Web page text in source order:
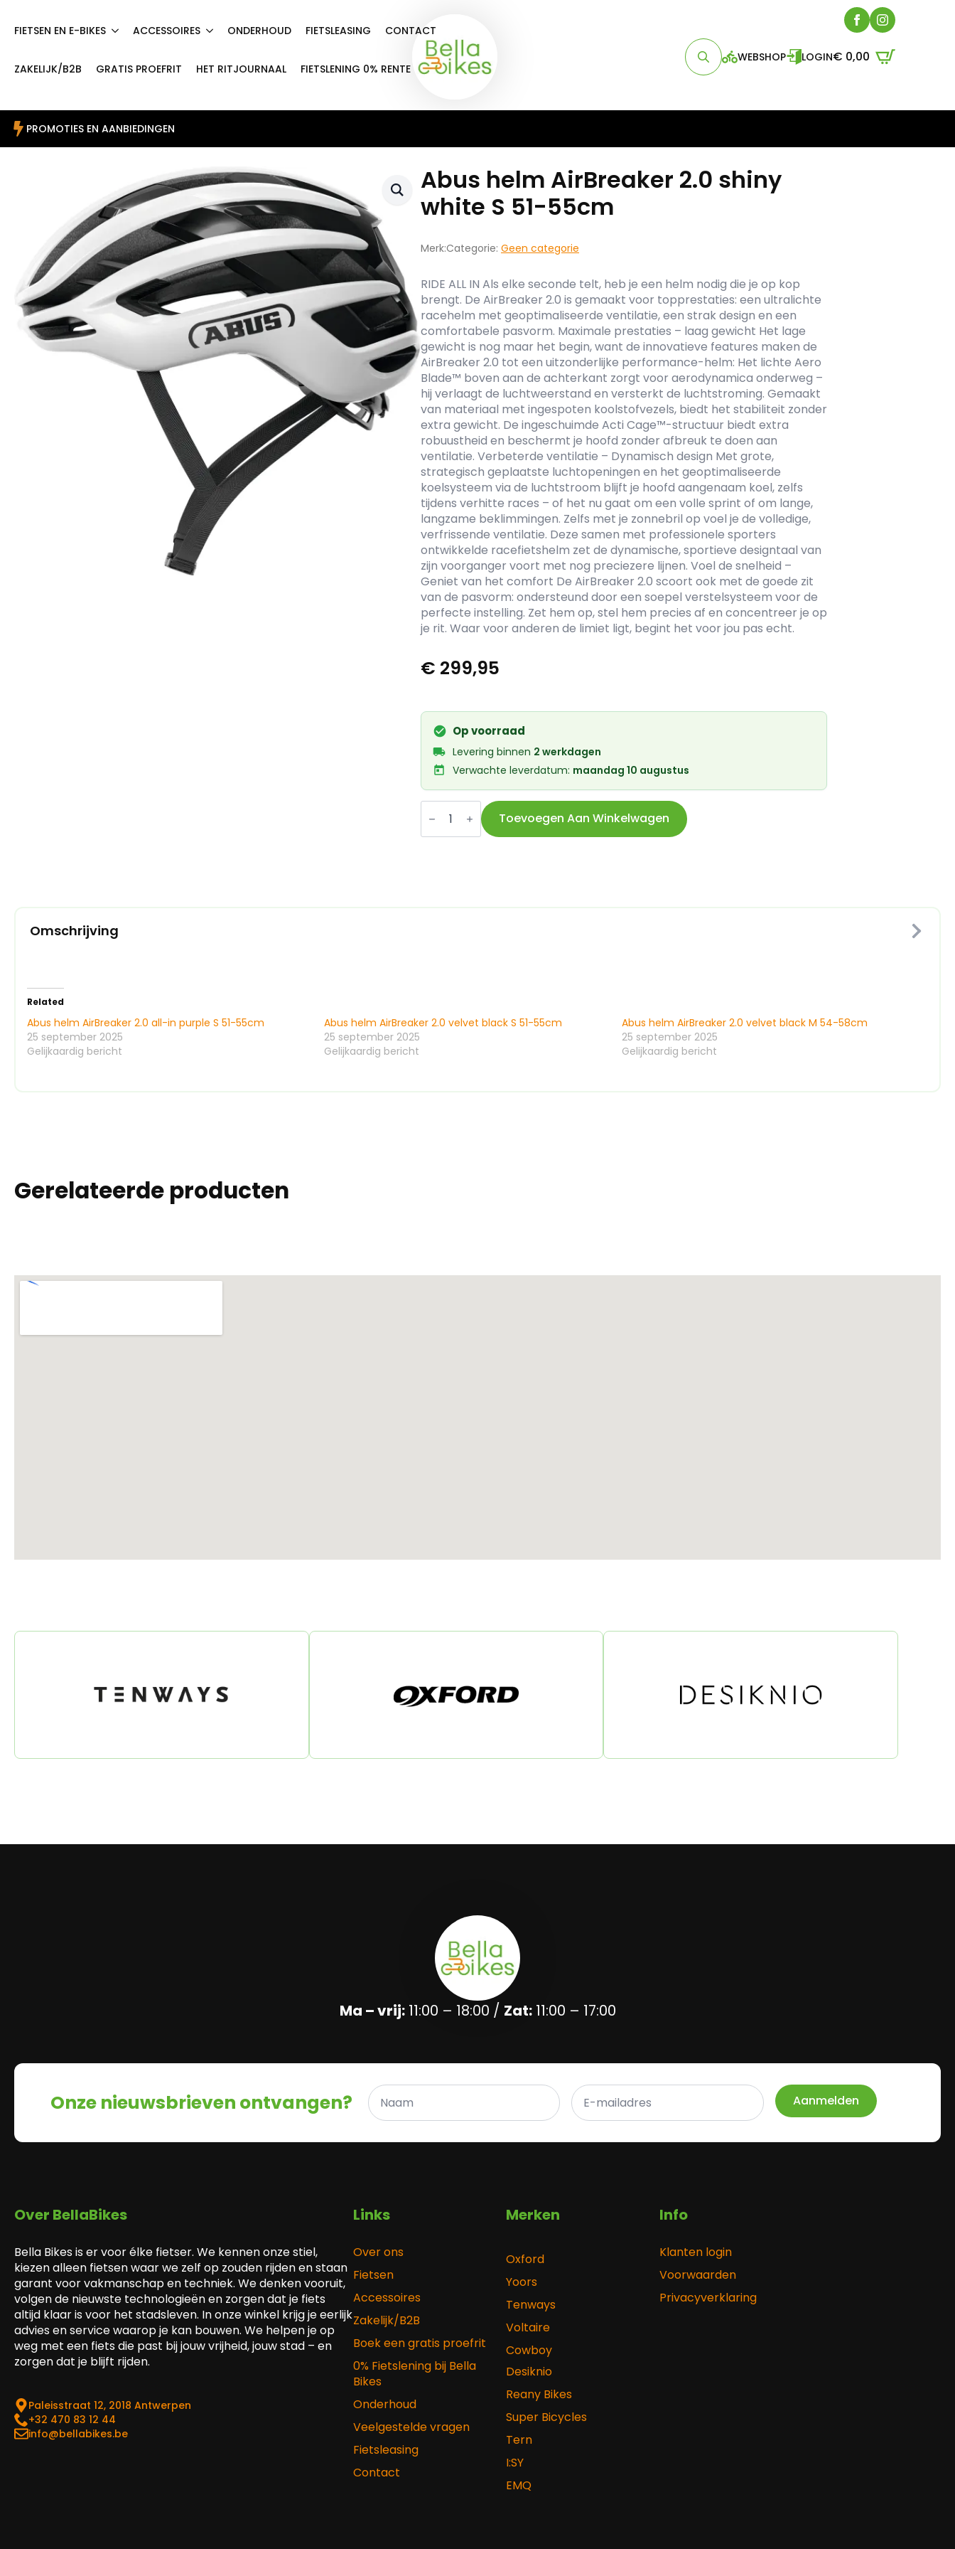
FIETSEN EN E-BIKES ACCESSOIRES ONDERHOUD FIETSLEASING CONTACT
ZAKELIJK/B2B GRATIS PROEFRIT HET RITJOURNAAL FIETSLENING 0% RENTE
WEBSHOP LOGIN€ 0,00
PROMOTIES EN AANBIEDINGEN
Abus helm AirBreaker 2.0 shiny
white S 51-55cm
Merk:Categorie: Geen categorie
RIDE ALL IN Als elke seconde telt, heb je een helm nodig die je op kop
brengt. De AirBreaker 2.0 is gemaakt voor topprestaties: een ultralichte
racehelm met geoptimaliseerde ventilatie, een strak design en een
comfortabele pasvorm. Maximale prestaties – laag gewicht Het lage
gewicht is nog maar het begin, want de innovatieve features maken de
AirBreaker 2.0 tot een uitzonderlijke performance-helm: Het lichte Aero
Blade™ boven aan de achterkant zorgt voor aerodynamica onderweg –
hij verlaagt de luchtweerstand en versterkt de luchtstroming. Gemaakt
van materiaal met ingespoten koolstofvezels, biedt het stabiliteit zonder
extra gewicht. De ingeschuimde Acti Cage™-structuur biedt extra
robuustheid en beschermt je hoofd zonder afbreuk te doen aan
ventilatie. Verbeterde ventilatie – Dynamisch design Met grote,
strategisch geplaatste luchtopeningen en het geoptimaliseerde
koelsysteem via de luchtstroom blijft je hoofd aangenaam koel, zelfs
tijdens verhitte races – of het nu gaat om een volle sprint of om lange,
langzame beklimmingen. Zelfs met je zonnebril op voel je de volledige,
verfrissende ventilatie. Deze samen met professionele sporters
ontwikkelde racefietshelm zet de dynamische, sportieve designtaal van
zijn voorganger voort met nog preciezere lijnen. Voel de snelheid –
Geniet van het comfort De AirBreaker 2.0 scoort ook met de goede zit
van de pasvorm: ondersteund door een soepel verstelsysteem voor de
perfecte instelling. Zet hem op, stel hem precies af en concentreer je op
je rit. Waar voor anderen de limiet ligt, begint het voor jou pas echt.
€ 299,95
Op voorraad
Levering binnen 2 werkdagen
Verwachte leverdatum: maandag 10 augustus
Abus
helm
AirBreaker
2.0
Toevoegen Aan Winkelwagen
Omschrijving
Related
Abus helm AirBreaker 2.0 all-in purple S 51-55cm
25 september 2025
Gelijkaardig bericht
Abus helm AirBreaker 2.0 velvet black S 51-55cm
25 september 2025
Gelijkaardig bericht
Abus helm AirBreaker 2.0 velvet black M 54-58cm
25 september 2025
Gelijkaardig bericht
Gerelateerde producten
Ma – vrij:11:00 – 18:00 / Zat:11:00 – 17:00
Onze nieuwsbrieven ontvangen?
Naam
*
E-
mailadres
*
Aanmelden
Over BellaBikes
Bella Bikes is er voor élke fietser. We kennen onze stiel,
kiezen alleen fietsen waar we zelf op zouden rijden en staan
garant voor vakmanschap en techniek. We denken vooruit,
volgen de nieuwste technologieën en zorgen dat je fiets
altijd klaar is voor het stadsleven. In onze winkel krijg je eerlijk
advies en service waarop je kan bouwen. We helpen je op
weg met een fiets die past bij jouw vrijheid, jouw stad – en
zorgen dat je blijft rijden.
Paleisstraat 12, 2018 Antwerpen
‎+32 470 83 12 44
info@bellabikes.be
Links
Over ons
Fietsen
Accessoires
Zakelijk/B2B
Boek een gratis proefrit
0% Fietslening bij Bella
Bikes
Onderhoud
Veelgestelde vragen
Fietsleasing
Contact
Merken
Oxford
Yoors
Tenways
Voltaire
Cowboy
Desiknio
Reany Bikes
Super Bicycles
Tern
I:SY
EMQ
Info
Klanten login
Voorwaarden
Privacyverklaring